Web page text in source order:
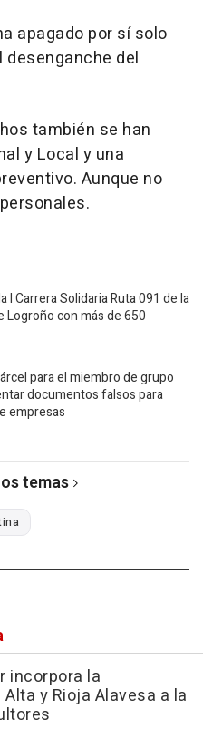
apagado por sí solo
desenganche del
también se han
y Local y una
Aunque no
I Carrera Solidaria Ruta 091 de la
Logroño con más de 650
para el miembro de grupo
documentos falsos para
empresas
temas
incorpora la
y Rioja Alavesa a la